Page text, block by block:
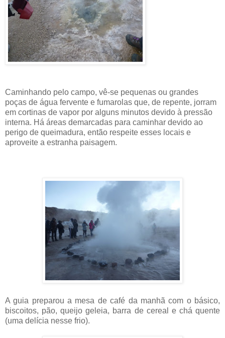
Caminhando pelo campo, vê-se pequenas ou grandes
poças de água fervente e fumarolas que, de repente, jorram
em cortinas de vapor por alguns minutos devido à pressão
interna. Há áreas demarcadas para caminhar devido ao
perigo de queimadura, então respeite esses locais e
aproveite a estranha paisagem.
A guia preparou a mesa de café da manhã com o básico,
biscoitos, pão, queijo geleia, barra de cereal e chá quente
(uma delícia nesse frio).